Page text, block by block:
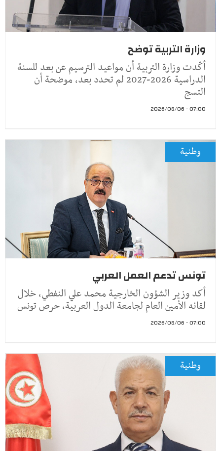
وزارة التربية توضح
أكّدت وزارة التربية أن مواعيد الترسيم عن بعد للسنة
الدراسية 2026-2027 لم تحدد بعد، موضحة أن
التسج
07:00 - 2026/08/06
وطنية
تونس تدعم العمل العربي
أكد وزير الشؤون الخارجية محمد علي النفطي، خلال
لقائه الأمين العام لجامعة الدول العربية، حرص تونس
07:00 - 2026/08/06
وطنية